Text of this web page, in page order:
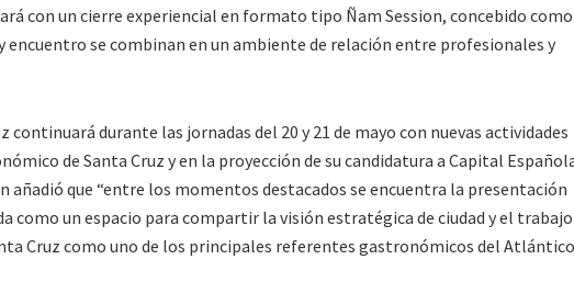
con un cierre experiencial en formato tipo Ñam Session, concebido
se combinan en un ambiente de relación entre profesionales y
continuará durante las jornadas del 20 y 21 de mayo con nuevas actividades
de Santa Cruz y en la proyección de su candidatura a Capital
añadió que “entre los momentos destacados se encuentra la presentación
como un espacio para compartir la visión estratégica de ciudad y el trabajo
Cruz como uno de los principales referentes gastronómicos del